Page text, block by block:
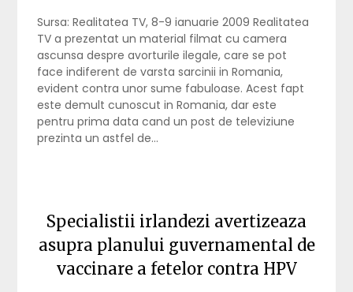
Sursa: Realitatea TV, 8-9 ianuarie 2009 Realitatea
TV a prezentat un material filmat cu camera
ascunsa despre avorturile ilegale, care se pot
face indiferent de varsta sarcinii in Romania,
evident contra unor sume fabuloase. Acest fapt
este demult cunoscut in Romania, dar este
pentru prima data cand un post de televiziune
prezinta un astfel de…
Specialistii irlandezi avertizeaza
asupra planului guvernamental de
vaccinare a fetelor contra HPV